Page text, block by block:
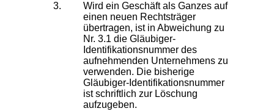
Wird ein Geschäft als Ganzes auf
einen neuen Rechtsträger
übertragen, ist in Abweichung zu
Nr. 3.1 die Gläubiger-
Identifikationsnummer des
aufnehmenden Unternehmens zu
verwenden. Die bisherige
Gläubiger-Identifikationsnummer
ist schriftlich zur Löschung
aufzugeben.